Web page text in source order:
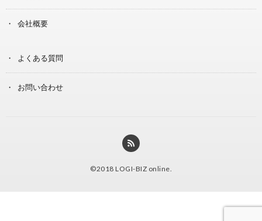
会社概要
よくある質問
お問い合わせ
©2018 LOGI-BIZ online.